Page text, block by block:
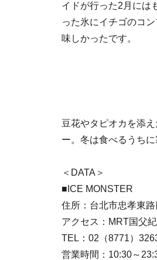
イドが行った2月には
った氷にイチゴのコ
味しかったです。
豆花やタピオカを添
ー。冬は食べるうち
＜DATA＞
■ICE MONSTER
住所：台北市忠孝東
アクセス：MRT国父
TEL：02（8771）
営業時間：10:30～